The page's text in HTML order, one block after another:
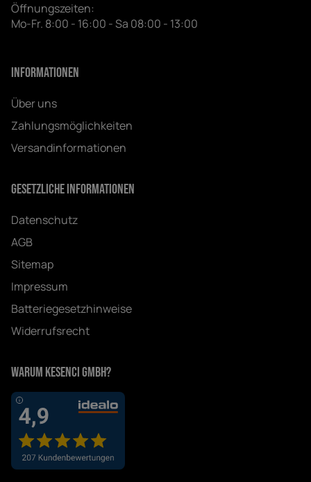
Öffnungszeiten:
Mo-Fr. 8:00 - 16:00 - Sa 08:00 - 13:00
Informationen
Über uns
Zahlungsmöglichkeiten
Versandinformationen
Gesetzliche Informationen
Datenschutz
AGB
Sitemap
Impressum
Batteriegesetzhinweise
Widerrufsrecht
Warum Kesenci GmbH?